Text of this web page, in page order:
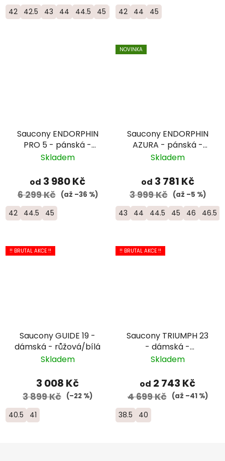
42 42.5 43 44 44.5 45 45.5 46
42 44 45
Saucony ENDORPHIN
PRO 5 - pánská -
černá/žlutá
Skladem
od 3 980 Kč
6 299 Kč (až –36 %)
42 44.5 45
NOVINKA
Saucony ENDORPHIN
AZURA - pánská -
oranžová
Skladem
od 3 781 Kč
3 999 Kč (až –5 %)
43 44 44.5 45 46 46.5
!! BRUTAL AKCE !!
Saucony GUIDE 19 -
dámská - růžová/bílá
Skladem
3 008 Kč
3 899 Kč (–22 %)
40.5 41
!! BRUTAL AKCE !!
Saucony TRIUMPH 23
- dámská -
růžová/bílá
Skladem
od 2 743 Kč
4 699 Kč (až –41 %)
38.5 40